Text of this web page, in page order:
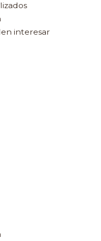
interesar